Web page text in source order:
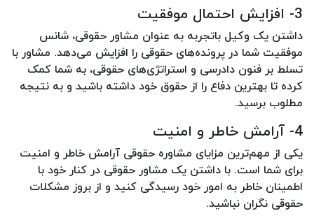
3- افزایش احتمال موفقیت
داشتن یک وکیل باتجربه به عنوان مشاور حقوقی، شانس
موفقیت شما در پرونده‌های حقوقی را افزایش می‌دهد. مشاور با
تسلط بر فنون دادرسی و استراتژی‌های حقوقی، به شما کمک
کرده تا بهترین دفاع را از حقوق خود داشته باشید و به نتیجه
مطلوب برسید.
4- آرامش خاطر و امنیت
یکی از مهم‌ترین مزایای مشاوره حقوقی آرامش خاطر و امنیت
برای شما است. با داشتن یک مشاور حقوقی در کنار خود با
اطمینان خاطر به امور خود رسیدگی کنید و از بروز مشکلات
حقوقی نگران نباشید.